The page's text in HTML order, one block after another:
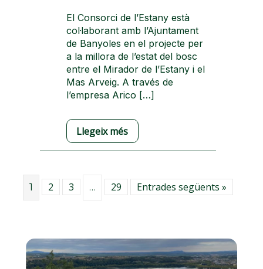
El Consorci de l’Estany està
col·laborant amb l’Ajuntament
de Banyoles en el projecte per
a la millora de l’estat del bosc
entre el Mirador de l’Estany i el
Mas Arveig. A través de
l’empresa Arico […]
Llegeix més
1 2 3 … 29 Entrades següents »